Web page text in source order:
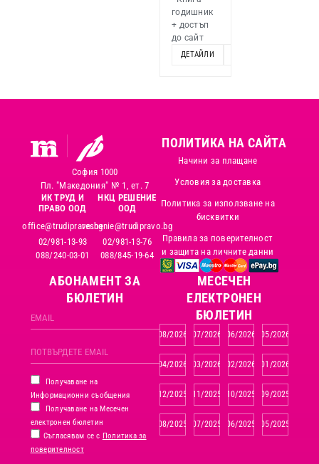
годишник
+ достъп
до сайт
ДЕТАЙЛИ
София 1000
Пл. "Македония" № 1, ет. 7
ИК ТРУД И
ПРАВО ООД
office@trudipravo.bg
02/981-13-93
088/240-03-01
НКЦ РЕШЕНИЕ
ООД
reshenie@trudipravo.bg
02/981-13-76
088/845-19-64
ПОЛИТИКА НА САЙТА
Начини за плащане
Условия за доставка
Политика за използване на
бисквитки
Правила за поверителност
и защита на личните данни
АБОНАМЕНТ ЗА
БЮЛЕТИН
Получаване на
Информационни съобщения
Получаване на Месечен
електронен бюлетин
Съгласявам се с Политика за
поверителност
MЕСЕЧЕН
ЕЛЕКТРОНЕН
БЮЛЕТИН
08/2026 07/2026 06/2026 05/2026
04/2026 03/2026 02/2026 01/2026
12/2025 11/2025 10/2025 09/2025
08/2025 07/2025 06/2025 05/2025